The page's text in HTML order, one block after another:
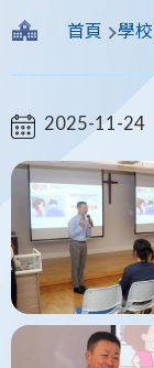
航
連
結
首頁 學
2025-11-24